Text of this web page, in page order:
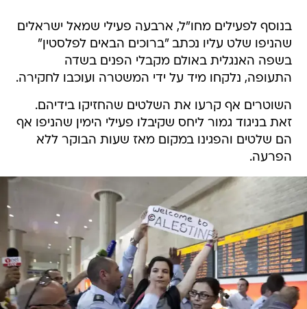
בנוסף לפעילים מחו"ל, ארבעה פעילי שמאל ישראלים
שהניפו שלט עליו נכתב "ברוכים הבאים לפלסטין"
בשפה האנגלית באולם מקבלי הפנים בשדה
התעופה, נלקחו מיד על ידי המשטרה ועוכבו לחקירה.
השוטרים אף קרעו את השלטים שהחזיקו בידיהם.
זאת בניגוד גמור ליחס שקיבלו פעילי הימין שהניפו אף
הם שלטים והפגינו במקום מאז שעות הבוקר ללא
הפרעה.